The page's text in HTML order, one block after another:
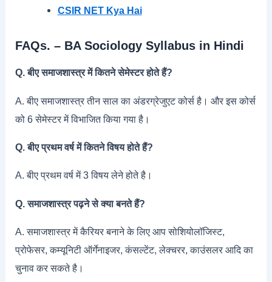
CSIR NET Kya Hai
FAQs. – BA Sociology Syllabus in Hindi
Q. बीए समाजशास्त्र में कितने सेमेस्टर होते हैं?
A. बीए समाजशास्त्र तीन साल का अंडरग्रेजुएट कोर्स है। और इस कोर्स
को 6 सेमेस्टर में विभाजित किया गया है।
Q. बीए प्रथम वर्ष में कितने विषय होते हैं?
A. बीए प्रथम वर्ष में 3 विषय लेने होते है।
Q. समाजशास्त्र पढ़ने से क्या बनते हैं?
A. समाजशास्त्र में कैरियर बनाने के लिए आप सोशियोलॉजिस्ट,
प्रोफेसर, कम्यूनिटी ऑर्गेनाइजर, कंसल्टेंट, लेक्चरर, काउंसलर आदि का
चुनाव कर सकते है।